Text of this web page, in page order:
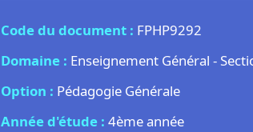
Code du document : FPHP9292
Domaine : Enseignement Général -
Option : Pédagogie Générale
Année d'étude : 4ème année